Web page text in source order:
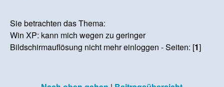
Sie betrachten das Thema:
Win XP: kann mich wegen zu geringer
Bildschirmauflösung nicht mehr einloggen - Seiten: [1]